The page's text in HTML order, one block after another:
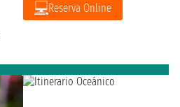
Reserva Online